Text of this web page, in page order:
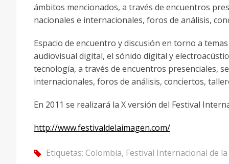
ámbitos mencionados, a través de encuentros
nacionales e internacionales, foros de análisis,
Espacio de encuentro y discusión en torno a
audiovisual digital, el sónido digital y
tecnología, a través de encuentros presenciales,
internacionales, foros de análisis, conciertos,
En 2011 se realizará la X versión del Festival
http://www.festivaldelaimagen.com/
tag Etiquetas: Colombia, Festival Internacional de